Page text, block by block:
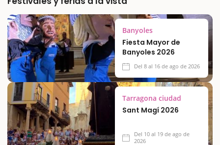
Banyoles
Fiesta Mayor de
Banyoles 2026
Del 8 al 16 de ago de 2026
Tarragona ciudad
Sant Magí 2026
Del 10 al 19 de ago de
2026